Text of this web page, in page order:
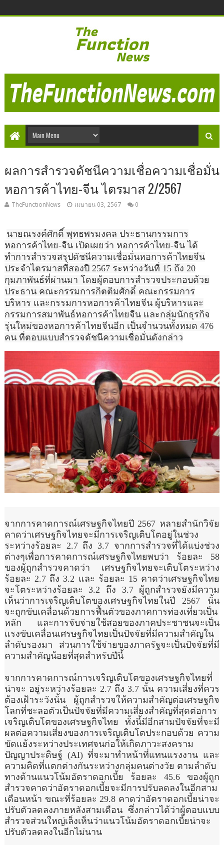
ผลการสำรวจดัชนีความเชื่อความเชื่อมั่น
หอการค้าไทย-จีน ไตรมาส 2/2567
TheFunctionNews เมษายน 03, 2567 0
นายณรงค์ศักดิ์ พุทธพรมงคล ประธานกรรมการ
หอการค้าไทย-จีน เปิดเผยว่า หอการค้าไทย-จีน ได้
ทำการสำรวจสรุปดัชนีความเชื่อมั่นหอการค้าไทยจีน
ประจำไตรมาสที่สองปี 2567 ระหว่างวันที่ 15 ถึง 20
กุมภาพันธ์ที่ผ่านมา โดยผู้ตอบการสำรวจประกอบด้วย
ประธาน คณะกรรมการกิตติมศักดิ์ คณะกรรมการ
บริหาร และกรรมการหอการค้าไทยจีน ผู้บริหารและ
กรรมการสมาพันธ์หอการค้าไทยจีน และกลุ่มนักธุรกิจ
รุ่นใหม่ของหอการค้าไทยจีนอีก เป็นจำนวนทั้งหมด 476
คน ที่ตอบแบบสำรวจดัชนีความเชื่อมั่นดังกล่าว
จากการคาดการณ์เศรษฐกิจไทยปี 2567 หลายสำนักวิจัย
คาดว่าเศรษฐกิจไทยจะมีการเจริญเติบโตอยู่ในช่วง
ระหว่างร้อยละ 2.7 ถึง 3.7 จากการสำรวจที่ได้แบ่งช่วง
ต่างๆเพื่อการคาดการณ์เศรษฐกิจไทยพบว่า ร้อยละ 58
ของผู้ถูกสำรวจคาดว่า เศรษฐกิจไทยจะเติบโตระหว่าง
ร้อยละ 2.7 ถึง 3.2 และ ร้อยละ 15 คาดว่าเศรษฐกิจไทย
จะโตระหว่างร้อยละ 3.2 ถึง 3.7 ผู้ถูกสำรวจยังมีความ
เห็นว่าการเจริญเติบโตของเศรษฐกิจไทยในปี 2567 นั้น
จะถูกขับเคลื่อนด้วยการฟื้นตัวของภาคการท่องเที่ยวเป็น
หลัก และการจับจ่ายใช้สอยของภาคประชาชนจะเป็น
แรงขับเคลื่อนเศรษฐกิจไทยเป็นปัจจัยที่มีความสำคัญใน
ลำดับรองมา ส่วนการใช้จ่ายของภาครัฐจะเป็นปัจจัยที่มี
ความสำคัญน้อยที่สุดสำหรับปีนี้
จากการคาดการณ์การเจริญเติบโตของเศรษฐกิจไทยที่
น่าจะ อยู่ระหว่างร้อยละ 2.7 ถึง 3.7 นั้น ความเสี่ยงที่ควร
ต้องเฝ้าระวังนั้น ผู้ถูกสำรวจให้ความสำคัญต่อเศรษฐกิจ
โลกที่ชะลอตัวเป็นปัจจัยที่มีความเสี่ยงสำคัญที่สุดต่อการ
เจริญเติบโตของเศรษฐกิจไทย ทั้งนี้มีอีกสามปัจจัยที่จะมี
ผลต่อความเสี่ยงของการเจริญเติบโตประกอบด้วย ความ
ขัดแย้งระหว่างประเทศจนก่อให้เกิดภาวะสงคราม
ปัญญาประดิษฐ์ (AI) ที่จะมาทำหน้าที่แทนแรงงาน และ
ความคิดที่แตกต่างกันระหว่างกลุ่มคนต่างวัย ตามลำดับ
ทางด้านแนวโน้มอัตราดอกเบี้ย ร้อยละ 45.6 ของผู้ถูก
สำรวจคาดว่าอัตราดอกเบี้ยจะมีการปรับลดลงในอีกสาม
เดือนหน้า ขณะที่ร้อยละ 29.8 คาดว่าอัตราดอกเบี้ยน่าจะ
ปรับตัวลดลงภายหลังสามเดือน ซึ่งกล่าวได้ว่าผู้ตอบแบบ
สำรวจส่วนใหญ่เล็งเห็นว่าแนวโน้มอัตราดอกเบี้ยน่าจะ
ปรับตัวลดลงในอีกไม่นาน